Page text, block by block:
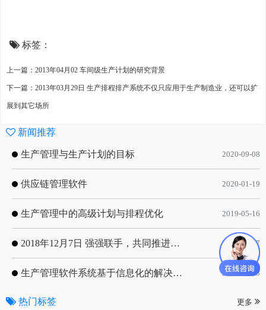
标签：
上一篇：2013年04月02 车间级生产计划的研究背景
下一篇：2013年03月29日 生产排程排产系统不仅只应用于生产制造业，还可以扩
展到其它场所
新闻推荐
生产管理与生产计划的目标 2020-09-08
供应链管理软件 2020-01-19
生产管理中的高级计划与排程优化 2019-05-16
2018年12月7日 强强联手，共同推进电子器件领域APS应用典范 风华高科生产自动化工业互联网应用项目-APS项目启动会 2018-12-07
生产管理软件系统基于信息化的解决方案 2019-05-13
热门标签 更多